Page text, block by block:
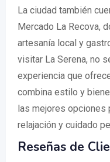
La ciudad también
Mercado La Recova,
artesanía local y
visitar La Serena, no
experiencia que
combina estilo y
las mejores opciones
relajación y cuidado
Reseñas de